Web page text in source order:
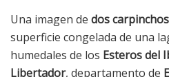
Una imagen de dos carpinchos
superficie congelada de una
humedales de los Esteros del
Libertador, departamento de